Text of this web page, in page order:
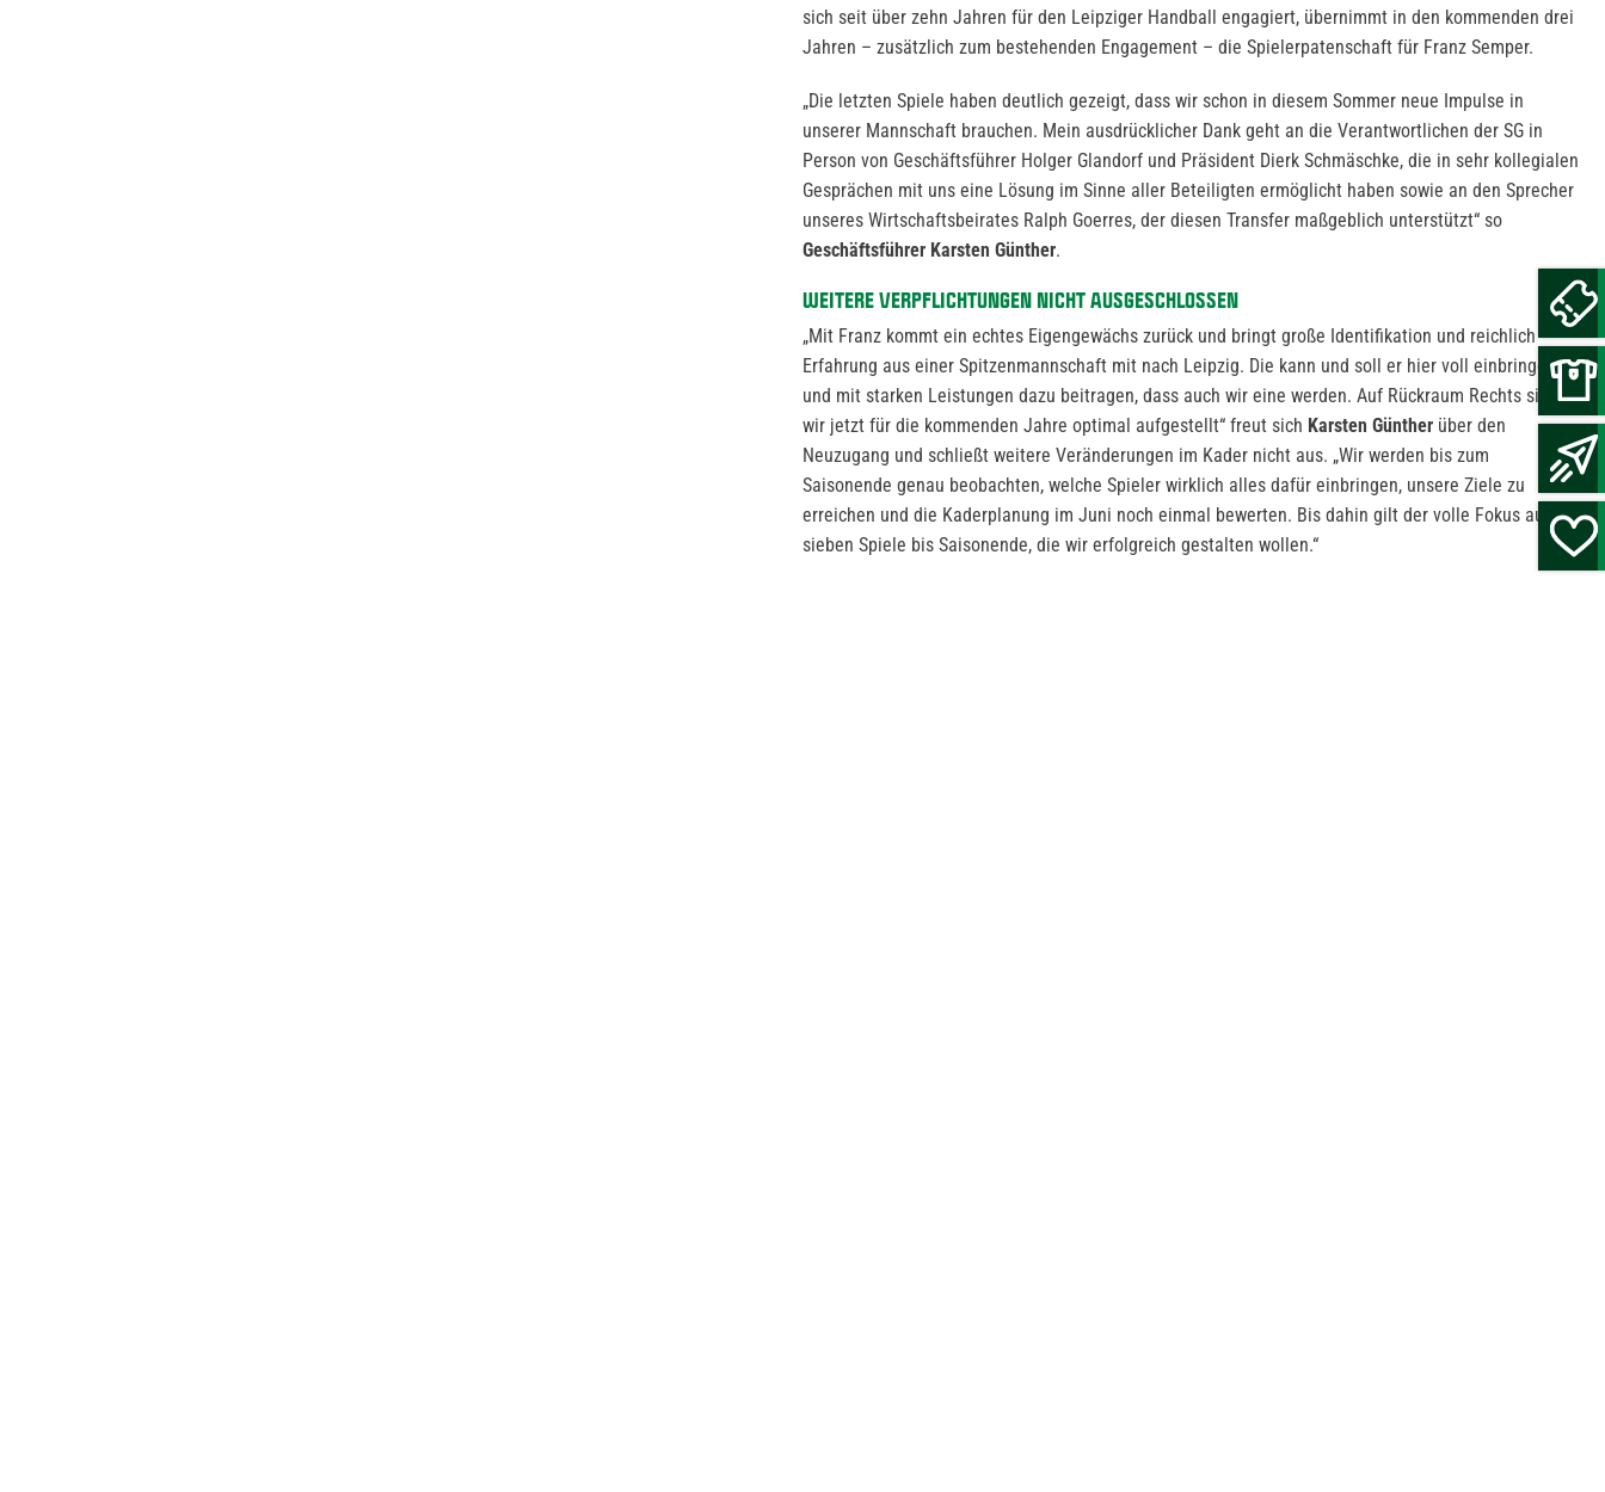
sich seit über zehn Jahren für den Leipziger Handball engagiert, übernimmt in den kommenden drei
Jahren – zusätzlich zum bestehenden Engagement – die Spielerpatenschaft für Franz Semper.
„Die letzten Spiele haben deutlich gezeigt, dass wir schon in diesem Sommer neue Impulse in
unserer Mannschaft brauchen. Mein ausdrücklicher Dank geht an die Verantwortlichen der SG in
Person von Geschäftsführer Holger Glandorf und Präsident Dierk Schmäschke, die in sehr kollegialen
Gesprächen mit uns eine Lösung im Sinne aller Beteiligten ermöglicht haben sowie an den Sprecher
unseres Wirtschaftsbeirates Ralph Goerres, der diesen Transfer maßgeblich unterstützt“ so
Geschäftsführer Karsten Günther.
WEITERE VERPFLICHTUNGEN NICHT AUSGESCHLOSSEN
„Mit Franz kommt ein echtes Eigengewächs zurück und bringt große Identifikation und reichlich
Erfahrung aus einer Spitzenmannschaft mit nach Leipzig. Die kann und soll er hier voll einbringen
und mit starken Leistungen dazu beitragen, dass auch wir eine werden. Auf Rückraum Rechts sind
wir jetzt für die kommenden Jahre optimal aufgestellt“ freut sich Karsten Günther über den
Neuzugang und schließt weitere Veränderungen im Kader nicht aus. „Wir werden bis zum
Saisonende genau beobachten, welche Spieler wirklich alles dafür einbringen, unsere Ziele zu
erreichen und die Kaderplanung im Juni noch einmal bewerten. Bis dahin gilt der volle Fokus auf die
sieben Spiele bis Saisonende, die wir erfolgreich gestalten wollen.“